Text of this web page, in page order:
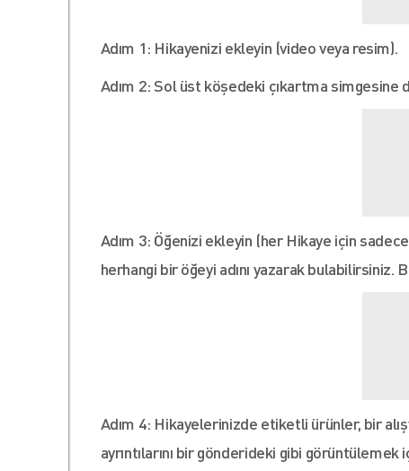
Adım 1: Hikayenizi ekleyin (video veya resim).
Adım 2: Sol üst köşedeki çıkartma simgesine
Adım 3: Öğenizi ekleyin (her Hikaye için
herhangi bir öğeyi adını yazarak bulabilirsiniz.
Adım 4: Hikayelerinizde etiketli ürünler, bir
ayrıntılarını bir gönderideki gibi